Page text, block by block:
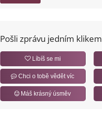
Pošli zprávu jedním klikem
Líbíš se mi
Chci o tobě vědět víc
Máš krásný úsměv